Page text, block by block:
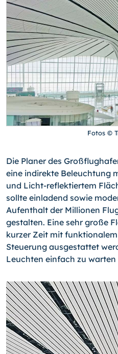
Fotos ©
Die Planer des
eine indirekte Beleuchtung
und Licht-reflektiertem
sollte einladend sowie
Aufenthalt der Millionen
gestalten. Eine sehr große
kurzer Zeit mit
Steuerung ausgestattet
Leuchten einfach zu warten